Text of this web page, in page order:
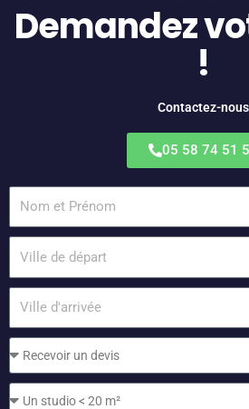
Demandez
!
Contactez-nous
05 58 74 51
Prénom
départ
d'arrivée
Déménagement: